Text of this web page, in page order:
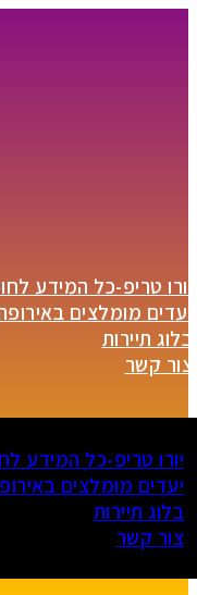
יורו טריפ-כל המידע
יעדים מומלצים
בלוג תיירות
צור קשר
יורו טריפ-כל המידע
יעדים מומלצים
בלוג תיירות
צור קשר